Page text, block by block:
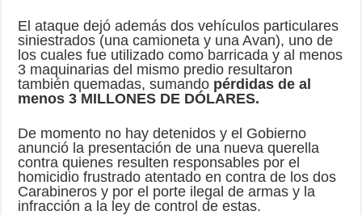
El ataque dejó además dos vehículos particulares
siniestrados (una camioneta y una Avan), uno de
los cuales fue utilizado como barricada y al menos
3 maquinarias del mismo predio resultaron
también quemadas, sumando pérdidas de al
menos 3 MILLONES DE DÓLARES.
De momento no hay detenidos y el Gobierno
anunció la presentación de una nueva querella
contra quienes resulten responsables por el
homicidio frustrado atentado en contra de los dos
Carabineros y por el porte ilegal de armas y la
infracción a la ley de control de estas.